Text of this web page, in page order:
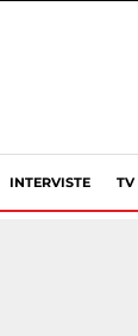
INTERVISTE TV